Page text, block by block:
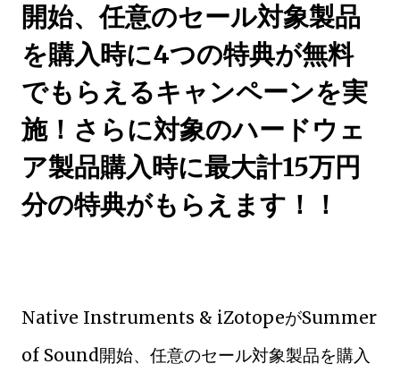
開始、任意のセール対象製品
を購入時に4つの特典が無料
でもらえるキャンペーンを実
施！さらに対象のハードウェ
ア製品購入時に最大計15万円
分の特典がもらえます！！
Native Instruments & iZotopeがSummer
of Sound開始、任意のセール対象製品を購入